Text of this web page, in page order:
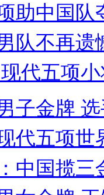
助中国队
队不再遗
代五项
子金牌
代五项世
中国揽三